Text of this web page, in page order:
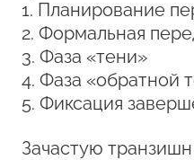
1. Планирование
2. Формальная
3. Фаза «тени»
4. Фаза «обратной
5. Фиксация
Зачастую